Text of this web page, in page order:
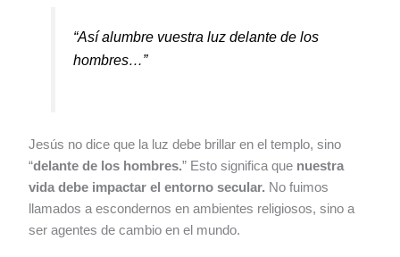
“Así alumbre vuestra luz delante de los
hombres…”
Jesús no dice que la luz debe brillar en el templo, sino
“delante de los hombres.” Esto significa que nuestra
vida debe impactar el entorno secular. No fuimos
llamados a escondernos en ambientes religiosos, sino a
ser agentes de cambio en el mundo.